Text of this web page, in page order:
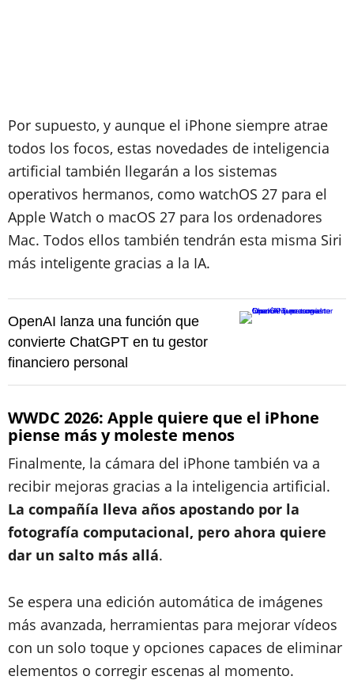
Por supuesto, y aunque el iPhone siempre atrae
todos los focos, estas novedades de inteligencia
artificial también llegarán a los sistemas
operativos hermanos, como watchOS 27 para el
Apple Watch o macOS 27 para los ordenadores
Mac. Todos ellos también tendrán esta misma Siri
más inteligente gracias a la IA.
OpenAI lanza una función que
convierte ChatGPT en tu gestor
financiero personal
WWDC 2026: Apple quiere que el iPhone
piense más y moleste menos
Finalmente, la cámara del iPhone también va a
recibir mejoras gracias a la inteligencia artificial.
La compañía lleva años apostando por la
fotografía computacional, pero ahora quiere
dar un salto más allá.
Se espera una edición automática de imágenes
más avanzada, herramientas para mejorar vídeos
con un solo toque y opciones capaces de eliminar
elementos o corregir escenas al momento.